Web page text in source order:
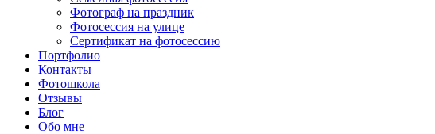
Фотограф на праздник
Фотосессия на улице
Сертификат на фотосессию
Портфолио
Контакты
Фотошкола
Отзывы
Блог
Обо мне